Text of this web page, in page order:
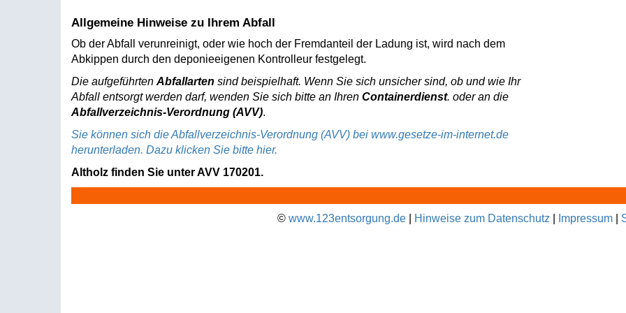
Allgemeine Hinweise zu Ihrem Abfall
Ob der Abfall verunreinigt, oder wie hoch der Fremdanteil der Ladung ist, wird nach dem
Abkippen durch den deponieeigenen Kontrolleur festgelegt.
Die aufgeführten Abfallarten sind beispielhaft. Wenn Sie sich unsicher sind, ob und wie Ihr
Abfall entsorgt werden darf, wenden Sie sich bitte an Ihren Containerdienst. oder an die
Abfallverzeichnis-Verordnung (AVV).
Sie können sich die Abfallverzeichnis-Verordnung (AVV) bei www.gesetze-im-internet.de
herunterladen. Dazu klicken Sie bitte hier.
Altholz finden Sie unter AVV 170201.
© www.123entsorgung.de| Hinweise zum Datenschutz Impressum|